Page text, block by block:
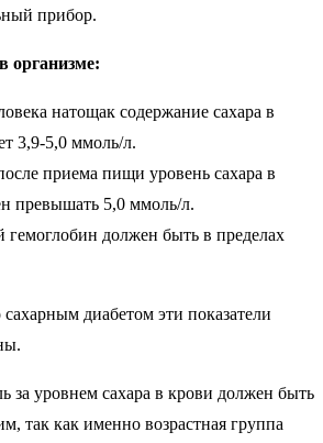
прибор.
организме:
натощак содержание сахара в
3,9-5,0 ммоль/л.
приема пищи уровень сахара в
превышать 5,0 ммоль/л.
должен быть в пределах
диабетом эти показатели
за уровнем сахара в крови должен быть
так как именно возрастная группа